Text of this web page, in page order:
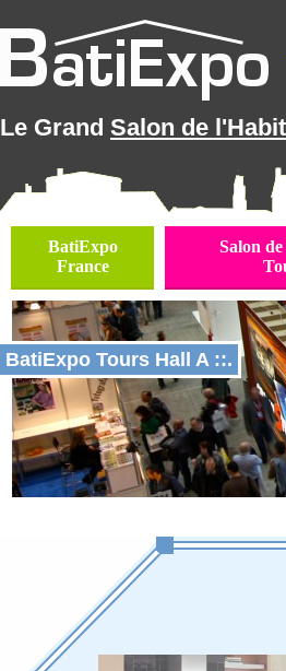
Le Grand Salon de
BatiExpo
France
Salon
BatiExpo Tours Hall A ::.